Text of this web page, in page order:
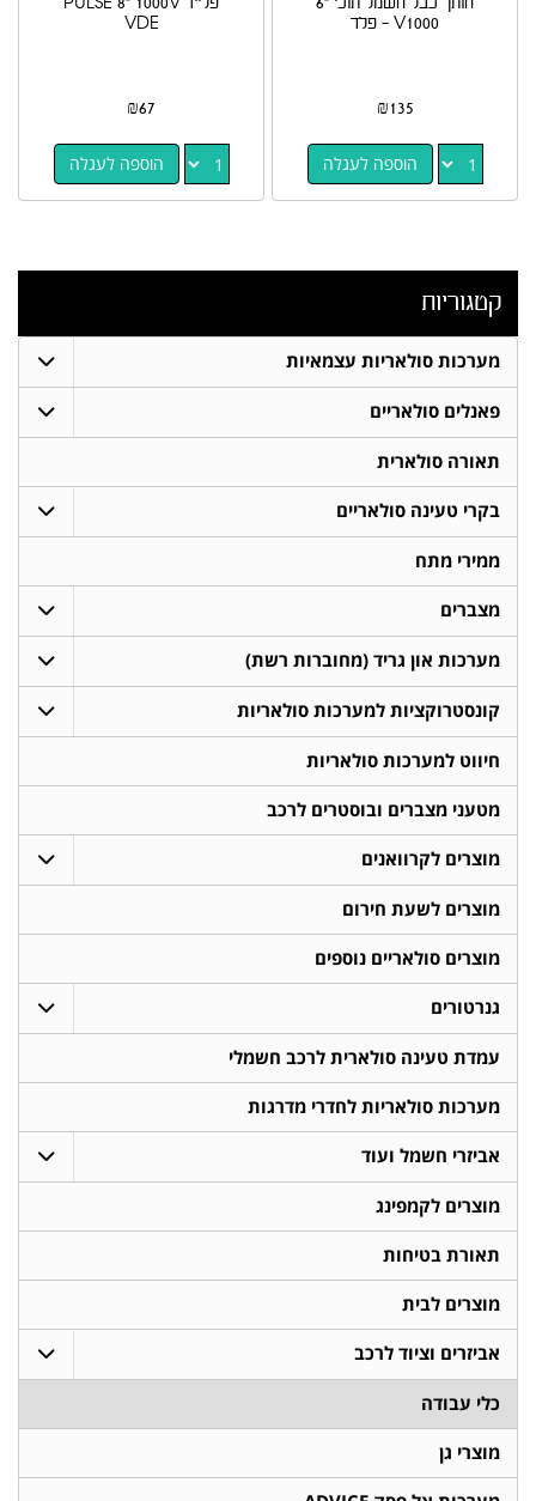
V1000 - פלד
₪135
הוספה לעגלה
VDE
₪67
הוספה לעגלה
קטגוריות
מערכות סולאריות עצמאיות
פאנלים סולאריים
תאורה סולארית
בקרי טעינה סולאריים
ממירי מתח
מצברים
מערכות און גריד (מחוברות רשת)
קונסטרוקציות למערכות סולאריות
חיווט למערכות סולאריות
מטעני מצברים ובוסטרים לרכב
מוצרים לקרוואנים
מוצרים לשעת חירום
מוצרים סולאריים נוספים
גנרטורים
עמדת טעינה סולארית לרכב חשמלי
מערכות סולאריות לחדרי מדרגות
אביזרי חשמל ועוד
מוצרים לקמפינג
תאורת בטיחות
מוצרים לבית
אביזרים וציוד לרכב
כלי עבודה
מוצרי גן